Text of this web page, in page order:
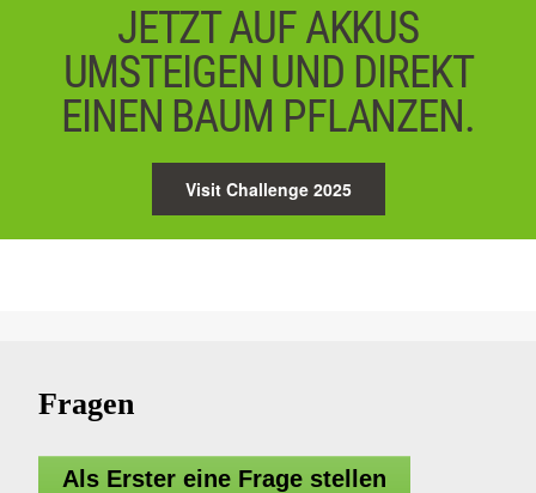
JETZT AUF AKKUS
UMSTEIGEN UND DIREKT
EINEN BAUM PFLANZEN.
Visit Challenge 2025
Fragen
Als Erster eine Frage stellen